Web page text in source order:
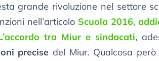
grande rivoluzione nel settore
nell’articolo Scuola 2016,
tra Miur e sindacati,
precise del Miur. Qualcosa